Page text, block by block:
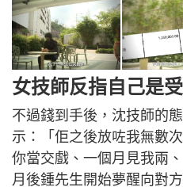
女技師反指自己是
不過錢到手後，沈技師的
示：「佢之後放咗我無數
你當交戲、一個月見我兩
月後鍾先生開始夢醒向對